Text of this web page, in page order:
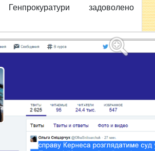
Генпрокуратури задоволено